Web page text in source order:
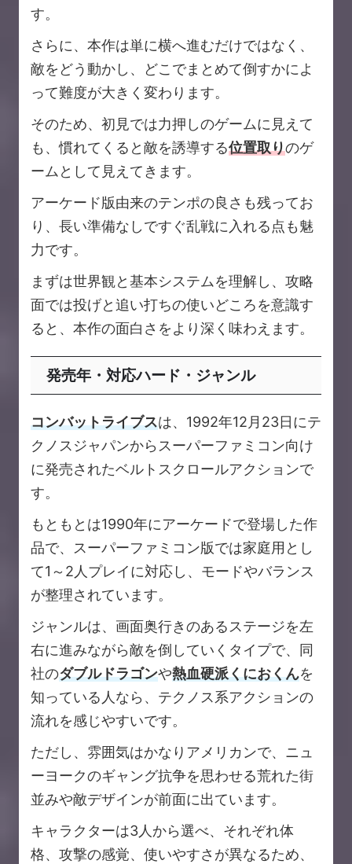
す。
さらに、本作は単に横へ進むだけではなく、
敵をどう動かし、どこでまとめて倒すかによ
って難度が大きく変わります。
そのため、初見では力押しのゲームに見えて
も、慣れてくると敵を誘導する位置取りのゲ
ームとして見えてきます。
アーケード版由来のテンポの良さも残ってお
り、長い準備なしですぐ乱戦に入れる点も魅
力です。
まずは世界観と基本システムを理解し、攻略
面では投げと追い打ちの使いどころを意識す
ると、本作の面白さをより深く味わえます。
発売年・対応ハード・ジャンル
コンバットライブスは、1992年12月23日にテ
クノスジャパンからスーパーファミコン向け
に発売されたベルトスクロールアクションで
す。
もともとは1990年にアーケードで登場した作
品で、スーパーファミコン版では家庭用とし
て1～2人プレイに対応し、モードやバランス
が整理されています。
ジャンルは、画面奥行きのあるステージを左
右に進みながら敵を倒していくタイプで、同
社のダブルドラゴンや熱血硬派くにおくんを
知っている人なら、テクノス系アクションの
流れを感じやすいです。
ただし、雰囲気はかなりアメリカンで、ニュ
ーヨークのギャング抗争を思わせる荒れた街
並みや敵デザインが前面に出ています。
キャラクターは3人から選べ、それぞれ体
格、攻撃の感覚、使いやすさが異なるため、